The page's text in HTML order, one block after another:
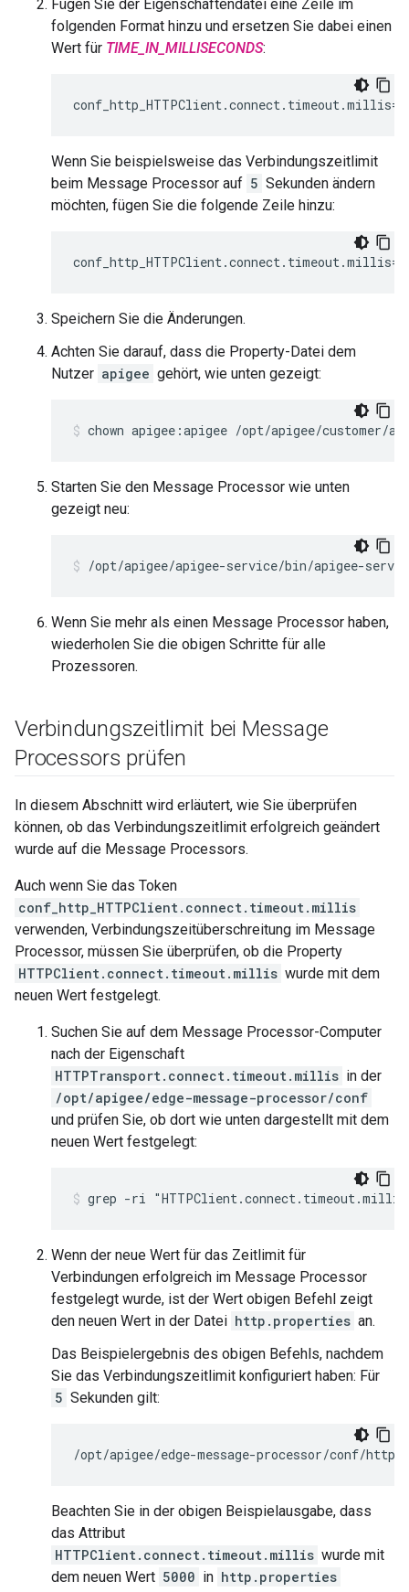
Fügen Sie der Eigenschaftendatei eine Zeile im
folgenden Format hinzu und ersetzen Sie dabei einen
Wert für TIME_IN_MILLISECONDS:
conf_http_HTTPClient.connect.timeout.millis=
Wenn Sie beispielsweise das Verbindungszeitlimit
beim Message Processor auf 5 Sekunden ändern
möchten, fügen Sie die folgende Zeile hinzu:
Speichern Sie die Änderungen.
Achten Sie darauf, dass die Property-Datei dem
Nutzer apigee gehört, wie unten gezeigt:
Starten Sie den Message Processor wie unten
gezeigt neu:
Wenn Sie mehr als einen Message Processor haben,
wiederholen Sie die obigen Schritte für alle
Prozessoren.
Verbindungszeitlimit bei Message
Processors prüfen
In diesem Abschnitt wird erläutert, wie Sie überprüfen
können, ob das Verbindungszeitlimit erfolgreich geändert
wurde auf die Message Processors.
Auch wenn Sie das Token
conf_http_HTTPClient.connect.timeout.millis
verwenden, Verbindungszeitüberschreitung im Message
Processor, müssen Sie überprüfen, ob die Property
HTTPClient.connect.timeout.millis wurde mit dem
neuen Wert festgelegt.
Suchen Sie auf dem Message Processor-Computer
nach der Eigenschaft
HTTPTransport.connect.timeout.millis in der
/opt/apigee/edge-message-processor/conf
und prüfen Sie, ob dort wie unten dargestellt mit dem
neuen Wert festgelegt:
Wenn der neue Wert für das Zeitlimit für
Verbindungen erfolgreich im Message Processor
festgelegt wurde, ist der Wert obigen Befehl zeigt
den neuen Wert in der Datei http.properties an.
Das Beispielergebnis des obigen Befehls, nachdem
Sie das Verbindungszeitlimit konfiguriert haben: Für
5 Sekunden gilt:
/opt/apigee/edge-message-processor/conf/
Beachten Sie in der obigen Beispielausgabe, dass
das Attribut
HTTPClient.connect.timeout.millis wurde mit
dem neuen Wert 5000 in http.properties